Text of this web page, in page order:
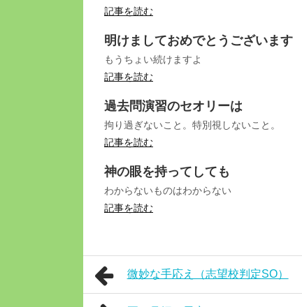
記事を読む
明けましておめでとうございます
もうちょい続けますよ
記事を読む
過去問演習のセオリーは
拘り過ぎないこと。特別視しないこと。
記事を読む
神の眼を持ってしても
わからないものはわからない
記事を読む
微妙な手応え（志望校判定SO）